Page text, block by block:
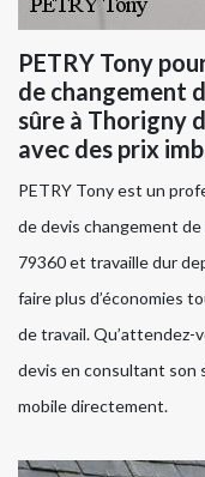
PETRY Tony
de changement
sûre à Thorigny
avec des prix
PETRY Tony est un
de devis changement
79360 et travaille dur
faire plus d’économies
de travail. Qu’attendez-
devis en consultant son
mobile directement.